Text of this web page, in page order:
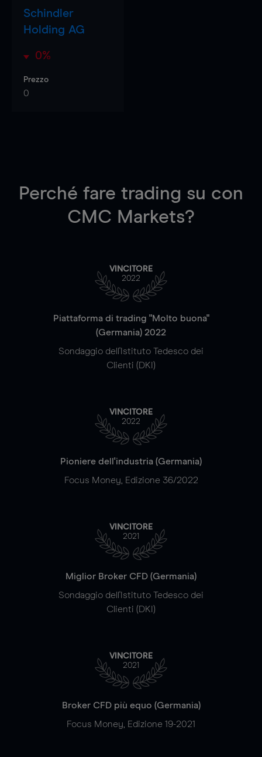
Schindler
Holding AG
0%
Prezzo
0
Perché fare trading su con
CMC Markets?
VINCITORE
2022
Piattaforma di trading "Molto buona"
(Germania) 2022
Sondaggio dell'Istituto Tedesco dei
Clienti (DKI)
VINCITORE
2022
Pioniere dell'industria (Germania)
Focus Money, Edizione 36/2022
VINCITORE
2021
Miglior Broker CFD (Germania)
Sondaggio dell'Istituto Tedesco dei
Clienti (DKI)
VINCITORE
2021
Broker CFD più equo (Germania)
Focus Money, Edizione 19-2021